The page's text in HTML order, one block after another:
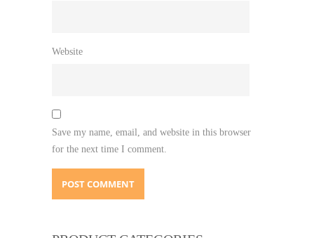
Website
Save my name, email, and website in this browser
for the next time I comment.